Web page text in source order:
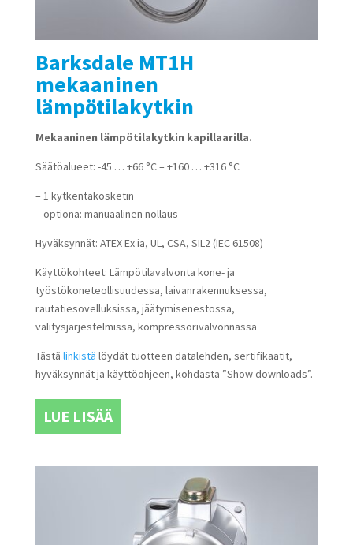
Barksdale MT1H
mekaaninen
lämpötilakytkin
Mekaaninen lämpötilakytkin kapillaarilla.
Säätöalueet: -45 … +66 °C – +160 … +316 °C
– 1 kytkentäkosketin
– optiona: manuaalinen nollaus
Hyväksynnät: ATEX Ex ia, UL, CSA, SIL2 (IEC 61508)
Käyttökohteet: Lämpötilavalvonta kone- ja
työstökoneteollisuudessa, laivanrakennuksessa,
rautatiesovelluksissa, jäätymisenestossa,
välitysjärjestelmissä, kompressorivalvonnassa
Tästä linkistä löydät tuotteen datalehden, sertifikaatit,
hyväksynnät ja käyttöohjeen, kohdasta ”Show downloads”.
LUE LISÄÄ